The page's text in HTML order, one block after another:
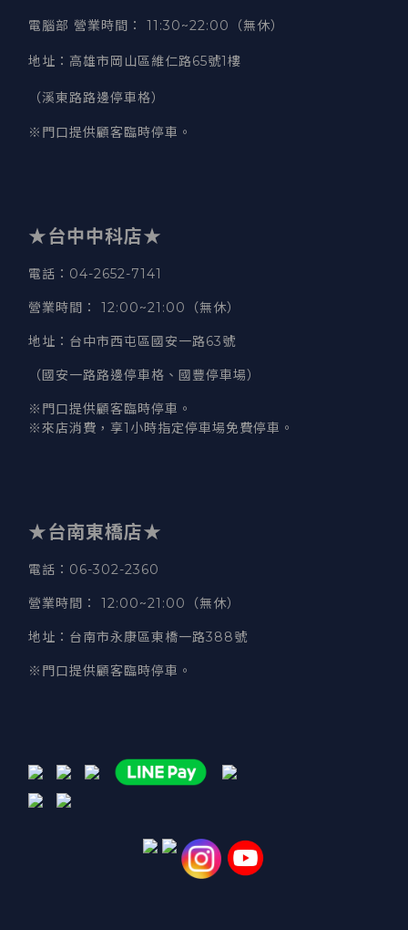
電腦部 營業時間 ： 11:30~22:00（無休）
地址 ： 高雄市岡山區維仁路65號1樓
（溪東路路邊停車格）
※門口提供顧客臨時停車。
★台中中科店★
電話 ：04-2652-7141
營業時間 ： 12:00~21:00（無休）
地址 ：台中市西屯區國安一路63號
（國安一路路邊停車格、國豐停車場）
※門口提供顧客臨時停車。
※來店消費，享1小時指定停車場免費停車。
★台南東橋店★
電話 ：06-302-2360
營業時間 ： 12:00~21:00（無休）
地址 ：台南市永康區東橋一路388號
※門口提供顧客臨時停車。